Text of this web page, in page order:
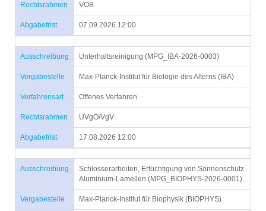
Rechtsrahmen VOB
Abgabefrist 07.09.2026 12:00
Ausschreibung Unterhaltsreinigung (MPG_IBA-2026-0003)
Vergabestelle Max-Planck-Institut für Biologie des Alterns (IBA)
Verfahrensart Offenes Verfahren
Rechtsrahmen UVgO/VgV
Abgabefrist 17.08.2026 12:00
Ausschreibung
Schlosserarbeiten, Ertüchtigung von Sonnenschutz
Aluminium-Lamellen (MPG_BIOPHYS-2026-0001)
Vergabestelle Max-Planck-Institut für Biophysik (BIOPHYS)